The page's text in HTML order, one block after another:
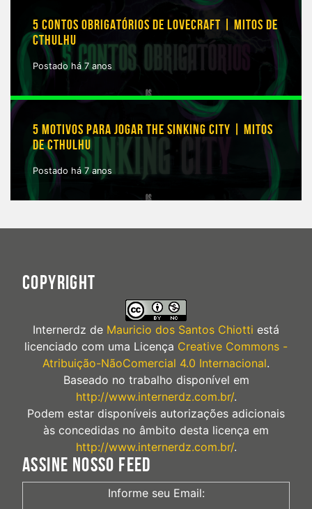
5 CONTOS OBRIGATÓRIOS DE LOVECRAFT | MITOS DE
CTHULHU
Postado há 7 anos
5 MOTIVOS PARA JOGAR THE SINKING CITY | MITOS
DE CTHULHU
Postado há 7 anos
COPYRIGHT
Internerdz de Mauricio dos Santos Chiotti está
licenciado com uma Licença Creative Commons -
Atribuição-NãoComercial 4.0 Internacional.
Baseado no trabalho disponível em
http://www.internerdz.com.br/.
Podem estar disponíveis autorizações adicionais
às concedidas no âmbito desta licença em
http://www.internerdz.com.br/.
ASSINE NOSSO FEED
Informe seu Email: